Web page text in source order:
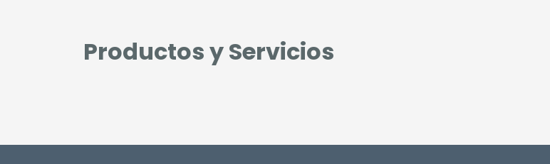
Productos y Servicios